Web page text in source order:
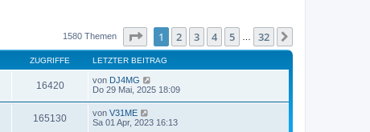
1580 Themen Seite von32
1 2 3 4 5 32
ZUGRIFFE LETZTER BEITRAG
16420 von DJ4MG
Do 29 Mai, 2025 18:09
165130 von V31ME
Sa 01 Apr, 2023 16:13